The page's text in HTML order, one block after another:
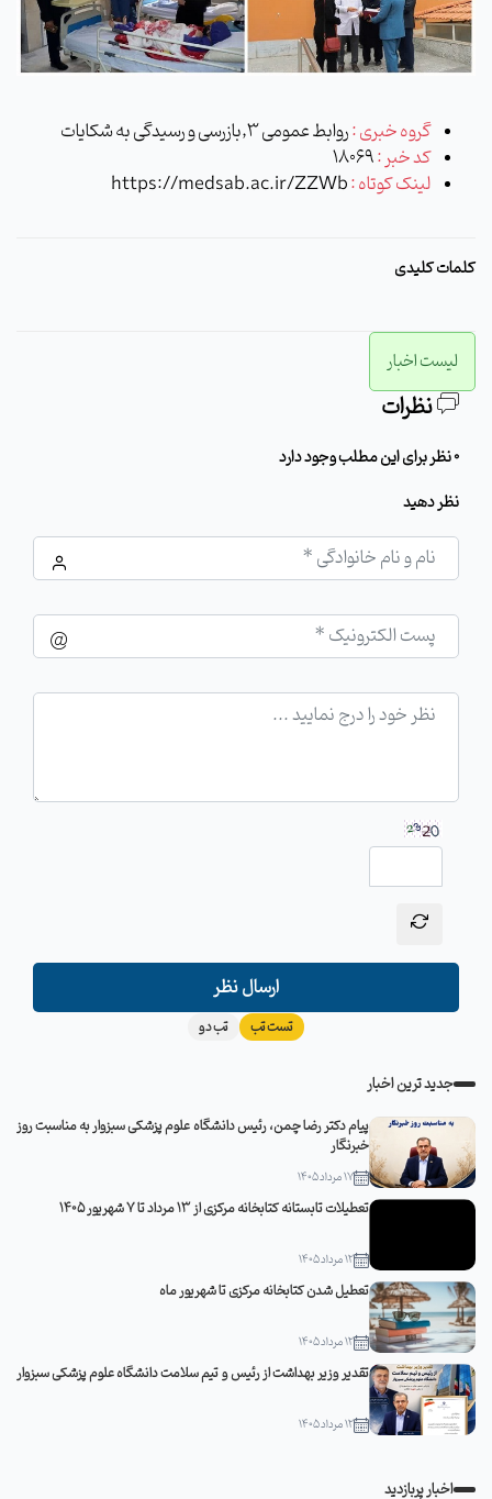
گروه خبری :روابط عمومی 3,بازرسی و رسیدگی به شکایات
کد خبر :18069
لینک کوتاه :https://medsab.ac.ir/ZZWb
کلمات کلیدی
لیست اخبار
نظرات
0 نظر برای این مطلب وجود دارد
نظر دهید
ارسال نظر
تست تب تب دو
جدید ترین اخبار
پیام دکتر رضا چمن، رئیس دانشگاه علوم پزشکی سبزوار به مناسبت روز
خبرنگار
17 مرداد 1405
تعطیلات تابستانه کتابخانه مرکزی از 13 مرداد تا 7 شهریور 1405
12 مرداد 1405
تعطیل شدن کتابخانه مرکزی تا شهریور ماه
12 مرداد 1405
تقدیر وزیر بهداشت از رئیس و تیم سلامت دانشگاه علوم پزشکی سبزوار
12 مرداد 1405
اخبار پربازدید